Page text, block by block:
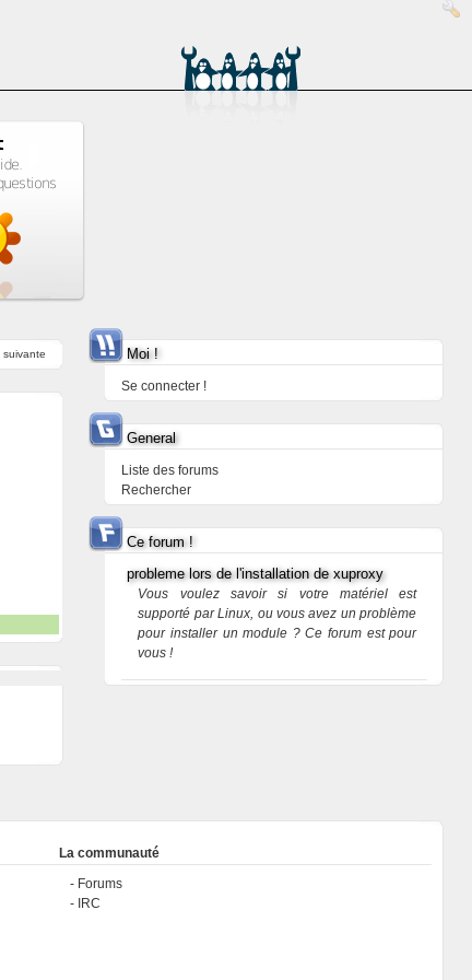
suivante Moi !
Se connecter !
General
Liste des forums
Rechercher
Ce forum !
probleme lors de l'installation de xuproxy
Vous voulez savoir si votre matériel est
supporté par Linux, ou vous avez un problème
pour installer un module ? Ce forum est pour
vous !
La communauté
Forums
IRC